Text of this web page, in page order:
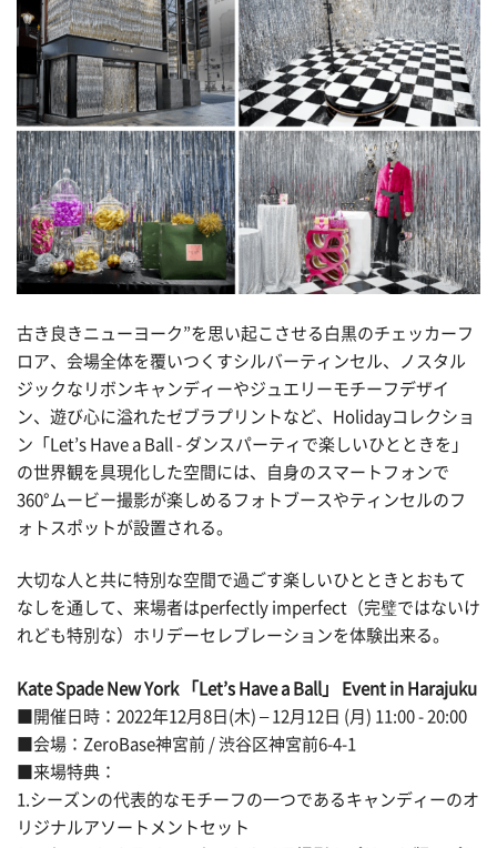
古き良きニューヨーク”を思い起こさせる白黒のチェッカーフ
ロア、会場全体を覆いつくすシルバーティンセル、ノスタル
ジックなリボンキャンディーやジュエリーモチーフデザイ
ン、遊び心に溢れたゼブラプリントなど、Holidayコレクショ
ン「Let’s Have a Ball - ダンスパーティで楽しいひとときを」
の世界観を具現化した空間には、自身のスマートフォンで
360°ムービー撮影が楽しめるフォトブースやティンセルのフ
ォトスポットが設置される。
大切な人と共に特別な空間で過ごす楽しいひとときとおもて
なしを通して、来場者はperfectly imperfect（完璧ではないけ
れども特別な）ホリデーセレブレーションを体験出来る。
Kate Spade New York 「Let’s Have a Ball」 Event in Harajuku
■開催日時：2022年12月8日(木) – 12月12日 (月) 11:00 - 20:00
■会場：ZeroBase神宮前 / 渋谷区神宮前6-4-1
■来場特典：
1.シーズンの代表的なモチーフの一つであるキャンディーのオ
リジナルアソートメントセット